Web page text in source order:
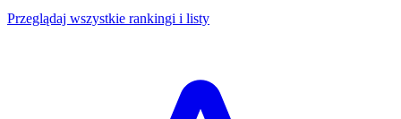
Przeglądaj wszystkie rankingi i listy